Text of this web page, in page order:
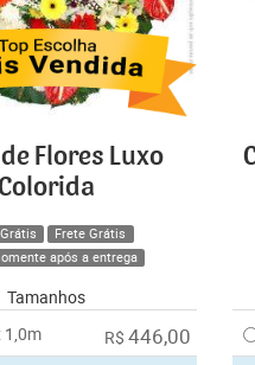
Flores Luxo
Frete Grátis
após a entrega
Tamanhos
1,0m
R$ 446,00